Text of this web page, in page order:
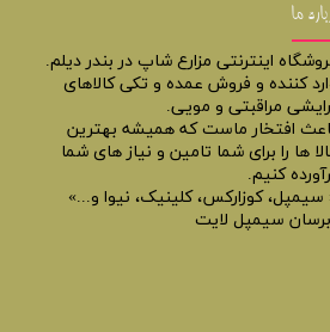
ما
اینترنتی مزارع شاپ در بندر دیلم.
کننده و فروش عمده و تکی کالاهای
مراقبتی و مویی.
افتخار ماست که همیشه بهترین
ها را برای شما تامین و نیاز های شما
کنیم.
سیمپل، کوزارکس، کلینیک، نیوا و...»
سیمپل لایت